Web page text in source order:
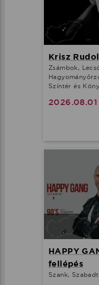
Krisz
Zsámbok,
Színtér és
2026.08.01
HAPPY
fellépés
Szank,